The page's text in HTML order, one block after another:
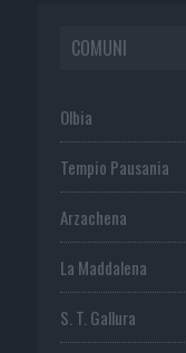
COMUNI
Olbia
Tempio Pausania
Arzachena
La Maddalena
S. T. Gallura